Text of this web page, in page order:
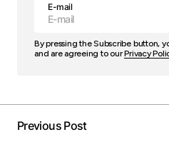
E-mail
By pressing the Subscribe button,
and are agreeing to ourPrivacy
Previous Post